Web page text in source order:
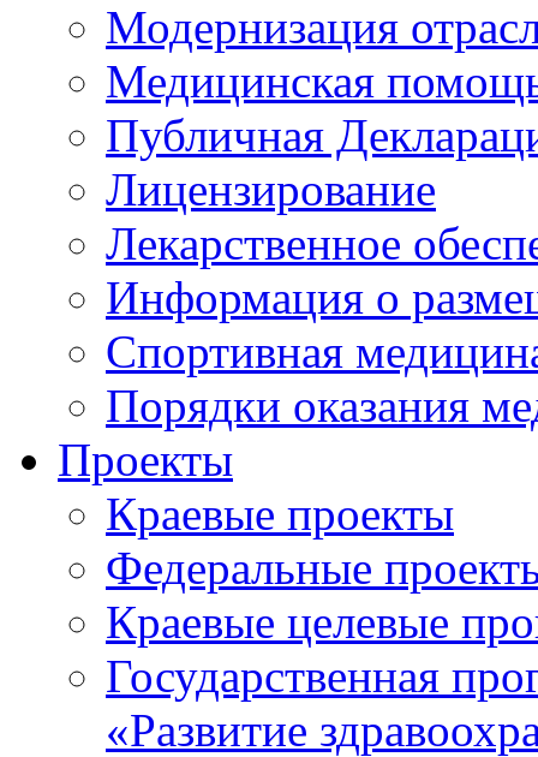
Модернизация
Медицинская
Публичная
Лицензирование
Лекарственное
Информация о
Спортивная
Порядки оказания
Проекты
Краевые проекты
Федеральные
Краевые целевые
Государственная
«Развитие